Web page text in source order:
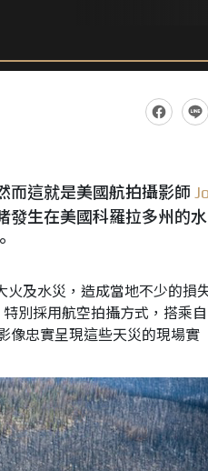
而這就是美國航拍攝影師
發生在美國科羅拉多州的
及水災，造成當地不少的損
別採用航空拍攝方式，搭乘
像忠實呈現這些天災的現場實